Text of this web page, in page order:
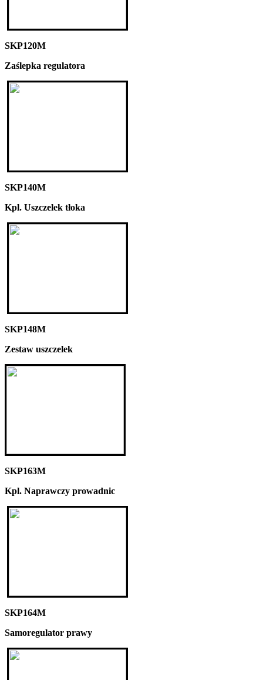
SKP120M
Zaślepka regulatora
SKP140M
Kpl. Uszczelek tłoka
SKP148M
Zestaw uszczelek
SKP163M
Kpl. Naprawczy prowadnic
SKP164M
Samoregulator prawy